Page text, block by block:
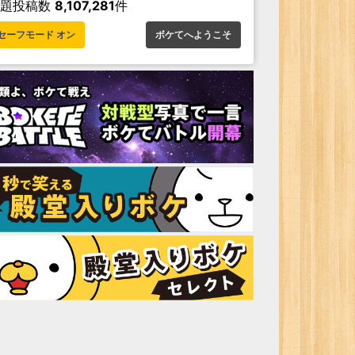
投稿数 8,107,281件
ーフモード オン ボケてへようこそ